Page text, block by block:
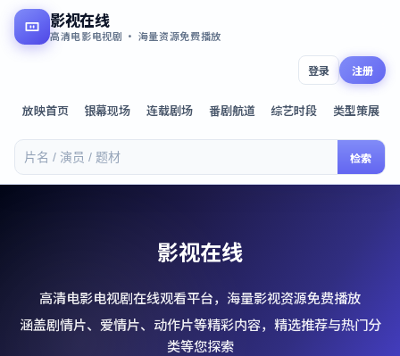
影视在线
高清电影电视剧 · 海量资源免费播放
放映首页 银幕现场 连载剧场 番剧航道 综艺时段 类型策展
检索
登录 注册
影视在线
高清电影电视剧在线观看平台，海量影视资源免费播放
涵盖剧情片、爱情片、动作片等精彩内容，精选推荐与热门分
类等您探索